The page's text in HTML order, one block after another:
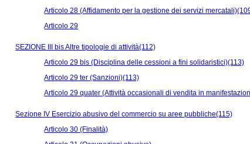
Articolo 28 (Affidamento per la gestione dei servizi
Articolo 29
SEZIONE III bis Altre tipologie di attività(112)
Articolo 29 bis (Disciplina delle cessioni a fini solidaristici)(113)
Articolo 29 ter (Sanzioni)(113)
Articolo 29 quater (Attività occasionali di vendita in
Sezione IV Esercizio abusivo del commercio su aree pubbliche(115)
Articolo 30 (Finalità)